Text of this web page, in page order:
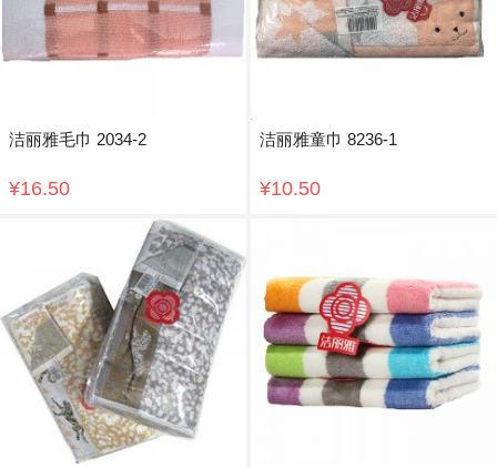
洁丽雅毛巾 2034-2
¥16.50
洁丽雅童巾 8236-1
¥10.50